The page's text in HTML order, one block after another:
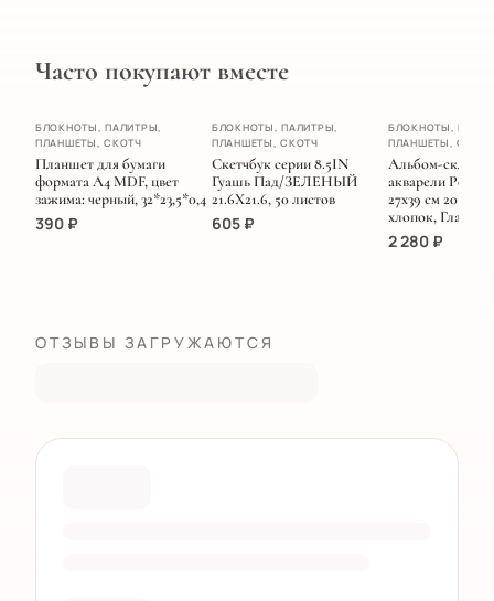
Часто покупают вместе
ХИТ
НОВИНКА
БЛОКНОТЫ, ПАЛИТРЫ,
ПЛАНШЕТЫ, СКОТЧ
Планшет для бумаги
формата А4 MDF, цвет
зажима: черный, 32*23,5*0,4
390 ₽
БЛОКНОТЫ, ПАЛИТРЫ,
ПЛАНШЕТЫ, СКОТЧ
Скетчбук серии 8.5IN
Гуашь Пад/ЗЕЛЕНЫЙ
21.6Х21.6, 50 листов
605 ₽
БЛОКНОТЫ,
ПЛАНШЕТЫ, СКОТЧ
Альбом-
акварели
27х39 см 20 л 300
хлопок, Гладкая.
2 280 ₽
ОТЗЫВЫ ЗАГРУЖАЮТСЯ